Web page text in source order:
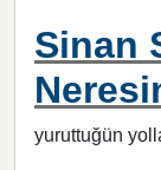
Sinan
yuruttuğün